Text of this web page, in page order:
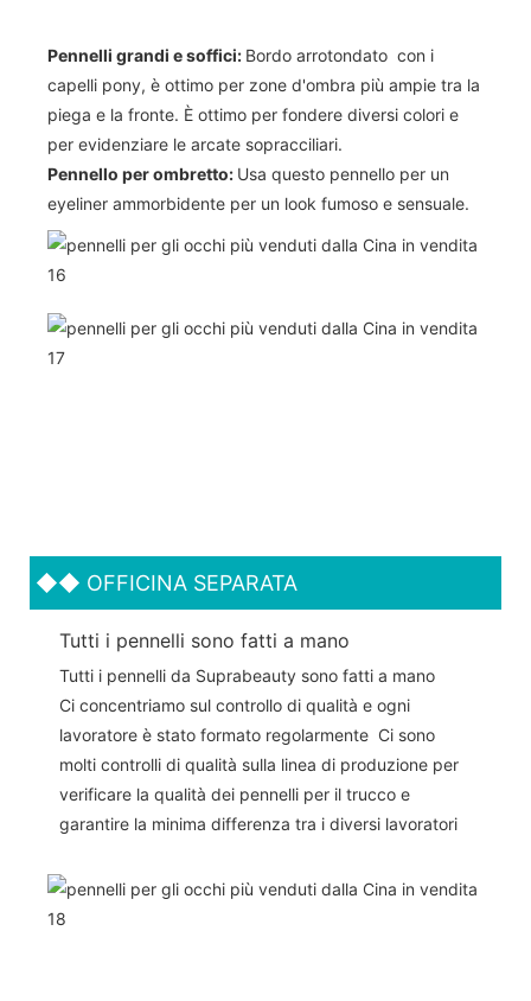
Pennelli grandi e soffici: Bordo arrotondato con i
capelli pony, è ottimo per zone d'ombra più ampie tra la
piega e la fronte. È ottimo per fondere diversi colori e
per evidenziare le arcate sopracciliari.
Pennello per ombretto: Usa questo pennello per un
eyeliner ammorbidente per un look fumoso e sensuale.
◆◆ OFFICINA SEPARATA
Tutti i pennelli sono fatti a mano
Tutti i pennelli da Suprabeauty sono fatti a mano
Ci concentriamo sul controllo di qualità e ogni
lavoratore è stato formato regolarmente Ci sono
molti controlli di qualità sulla linea di produzione per
verificare la qualità dei pennelli per il trucco e
garantire la minima differenza tra i diversi lavoratori